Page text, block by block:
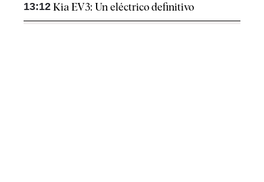
13:12 Kia EV3: Un eléctrico definitivo